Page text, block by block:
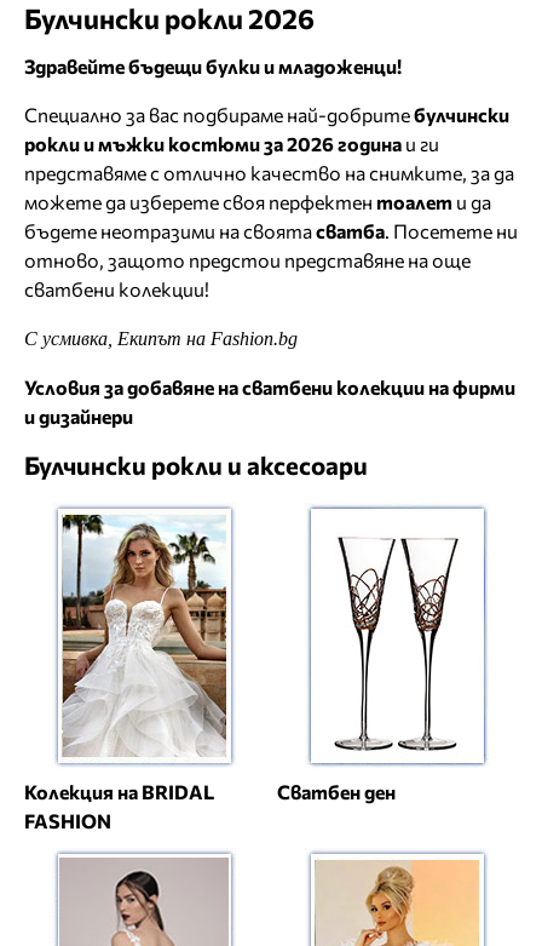
Булчински рокли 2026
Здравейте бъдещи булки и младоженци!
Специално за вас подбираме най-добритебулчински
рокли и мъжки костюми за 2026 година и ги
представяме с отлично качество на снимките, за да
можете да изберете своя перфектен тоалет и да
бъдете неотразими на своятасватба. Посетете ни
отново, защото предстои представяне на още
сватбени колекции!
С усмивка, Екипът на Fashion.bg
Условия за добавяне на сватбени колекции на фирми
и дизайнери
Булчински рокли и аксесоари
Колекция на BRIDAL
FASHION
Сватбен ден